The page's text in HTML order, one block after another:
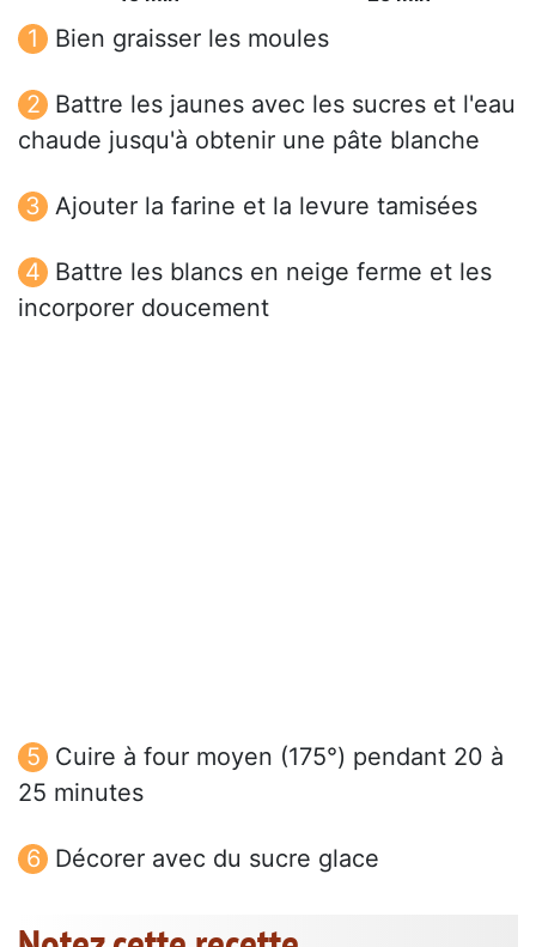
Bien graisser les moules
Battre les jaunes avec les sucres et l'eau
chaude jusqu'à obtenir une pâte blanche
Ajouter la farine et la levure tamisées
Battre les blancs en neige ferme et les
incorporer doucement
Cuire à four moyen (175°) pendant 20 à
25 minutes
Décorer avec du sucre glace